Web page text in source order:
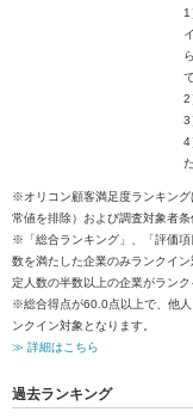
1
2
3
4
※オリコン顧客満足度ランキン
常値を排除）および調査対象者
※「総合ランキング」、「評価項
数を満たした企業のみランクイ
定人数の半数以上の企業がランク
※総合得点が60.0点以上で、他
ンクイン対象となります。
≫ 詳細はこちら
過去ランキング